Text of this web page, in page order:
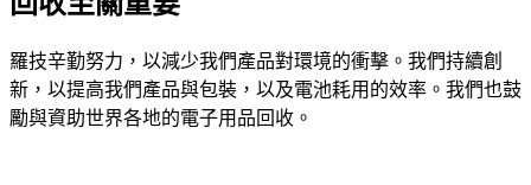
羅技辛勤努力，以減少我們產品對環境的衝擊。我們持續創
新，以提高我們產品與包裝，以及電池耗用的效率。我們也鼓
勵與資助世界各地的電子用品回收。